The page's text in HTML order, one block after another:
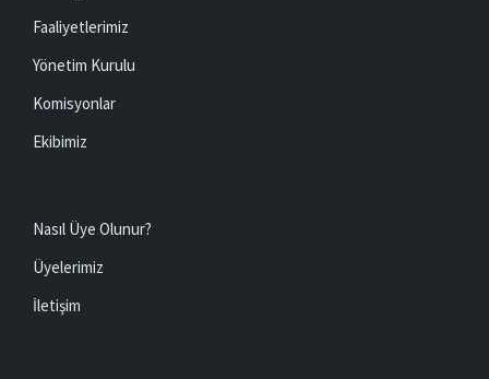
Faaliyetlerimiz
Yönetim Kurulu
Komisyonlar
Ekibimiz
Nasıl Üye Olunur?
Üyelerimiz
İletişim